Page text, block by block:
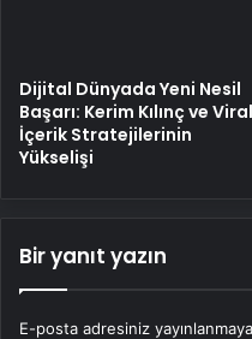
Dijital Dünyada Yeni Nesil
Başarı: Kerim Kılınç ve Viral
İçerik Stratejilerinin
Yükselişi
Bir yanıt yazın
E-posta adresiniz